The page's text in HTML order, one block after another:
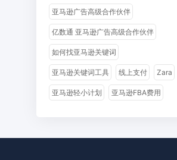
亚马逊广告高级合作伙伴
亿数通 亚马逊广告高级合作伙伴
如何找亚马逊关键词
亚马逊关键词工具 线上支付 Zara
亚马逊轻小计划 亚马逊FBA费用